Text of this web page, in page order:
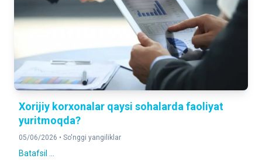
Xorijiy korxonalar qaysi sohalarda faoliyat
yuritmoqda?
05/06/2026 • So'nggi yangiliklar
Batafsil ...